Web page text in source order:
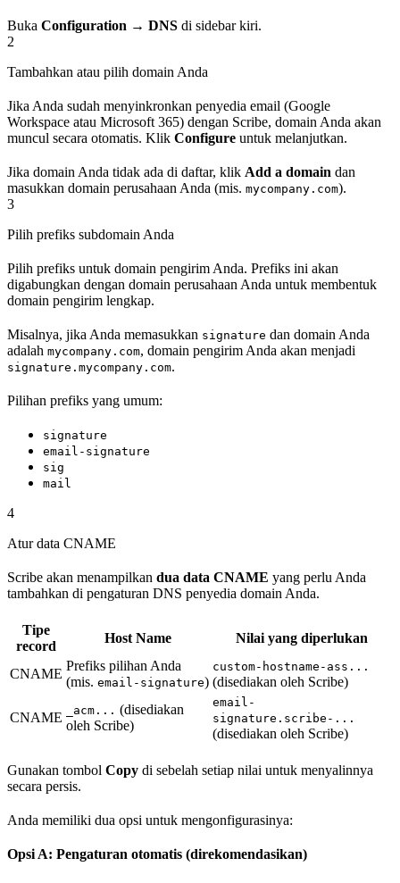
Buka Configuration → DNS di sidebar kiri.
2
Tambahkan atau pilih domain Anda
Jika Anda sudah menyinkronkan penyedia email (Google
Workspace atau Microsoft 365) dengan Scribe, domain Anda akan
muncul secara otomatis. Klik Configure untuk melanjutkan.
Jika domain Anda tidak ada di daftar, klik Add a domain dan
masukkan domain perusahaan Anda (mis. mycompany.com).
3
Pilih prefiks subdomain Anda
Pilih prefiks untuk domain pengirim Anda. Prefiks ini akan
digabungkan dengan domain perusahaan Anda untuk membentuk
domain pengirim lengkap.
Misalnya, jika Anda memasukkan signature dan domain Anda
adalah mycompany.com, domain pengirim Anda akan menjadi
signature.mycompany.com.
Pilihan prefiks yang umum:
signature
email-signature
sig
mail
4
Atur data CNAME
Scribe akan menampilkan dua data CNAME yang perlu Anda
tambahkan di pengaturan DNS penyedia domain Anda.
Tipe
record
Host Name Nilai yang diperlukan
CNAME
Prefiks pilihan Anda
(mis. email-signature)
custom-hostname-ass...
(disediakan oleh Scribe)
CNAME _acm... (disediakan
oleh Scribe)
email-
signature.scribe-...
(disediakan oleh Scribe)
Gunakan tombol Copy di sebelah setiap nilai untuk menyalinnya
secara persis.
Anda memiliki dua opsi untuk mengonfigurasinya:
Opsi A: Pengaturan otomatis (direkomendasikan)